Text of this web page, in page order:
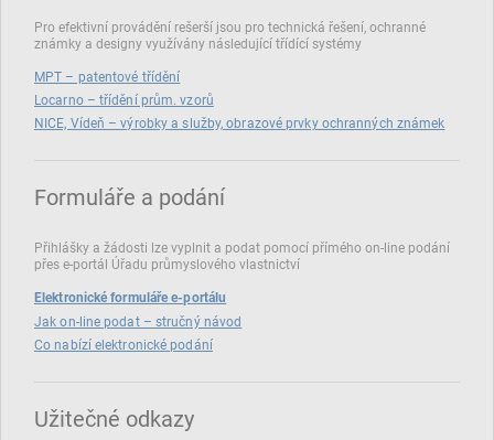
Pro efektivní provádění rešerší jsou pro technická řešení, ochranné
známky a designy využívány následující třídící systémy
MPT – patentové třídění
Locarno – třídění prům. vzorů
NICE, Vídeň – výrobky a služby, obrazové prvky ochranných známek
Formuláře a podání
Přihlášky a žádosti lze vyplnit a podat pomocí přímého on‑line podání
přes e‑portál Úřadu průmyslového vlastnictví
Elektronické formuláře e-portálu
Jak on-line podat – stručný návod
Co nabízí elektronické podání
Užitečné odkazy